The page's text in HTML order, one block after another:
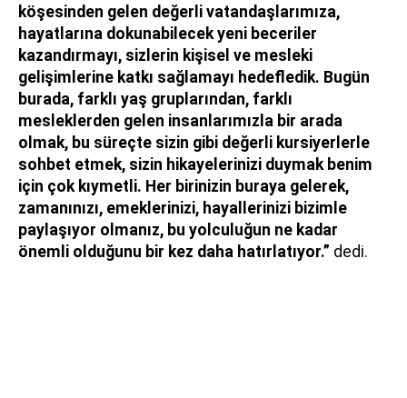
köşesinden gelen değerli vatandaşlarımıza,
hayatlarına dokunabilecek yeni beceriler
kazandırmayı, sizlerin kişisel ve mesleki
gelişimlerine katkı sağlamayı hedefledik. Bugün
burada, farklı yaş gruplarından, farklı
mesleklerden gelen insanlarımızla bir arada
olmak, bu süreçte sizin gibi değerli kursiyerlerle
sohbet etmek, sizin hikayelerinizi duymak benim
için çok kıymetli. Her birinizin buraya gelerek,
zamanınızı, emeklerinizi, hayallerinizi bizimle
paylaşıyor olmanız, bu yolculuğun ne kadar
önemli olduğunu bir kez daha hatırlatıyor.” dedi.